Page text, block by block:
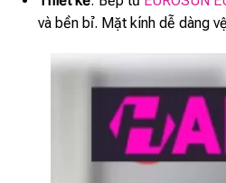
và bền bỉ. Mặt kính dễ dàng